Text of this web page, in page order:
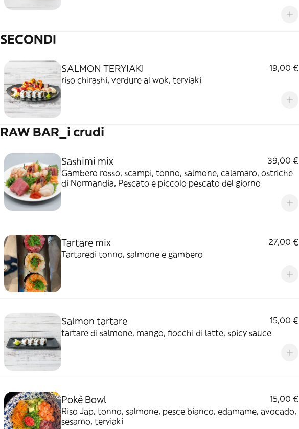
SECONDI
SALMON TERYIAKI
19,00 €
riso chirashi, verdure al wok, teryiaki
RAW BAR_i crudi
Sashimi mix
39,00 €
Gambero rosso, scampi, tonno, salmone, calamaro, ostriche
di Normandia, Pescato e piccolo pescato del giorno
Tartare mix
27,00 €
Tartaredi tonno, salmone e gambero
Salmon tartare
15,00 €
tartare di salmone, mango, fiocchi di latte, spicy sauce
Pokè Bowl
15,00 €
Riso Jap, tonno, salmone, pesce bianco, edamame, avocado,
sesamo, teryiaki